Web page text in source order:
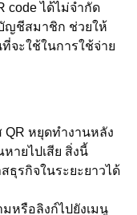
code ได้ไม่จำกัด
ญชีสมาชิก ช่วยให้
จะใช้ในการใช้จ่าย
หยุดทำงานหลัง
ายไปเสีย สิ่งนี้
ธุรกิจในระยะยาวได้
หรือลิงก์ไปยังเมนู